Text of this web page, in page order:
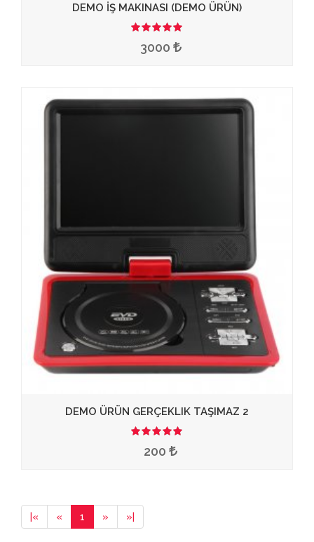
DEMO İŞ MAKINASI (DEMO ÜRÜN)
3.50
3000
DEMO ÜRÜN GERÇEKLIK TAŞIMAZ 2
3.50
200
« « 1 » »